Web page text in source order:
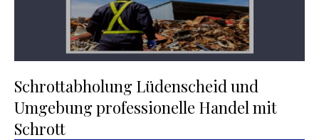
Schrottabholung Lüdenscheid und
Umgebung professionelle Handel mit
Schrott